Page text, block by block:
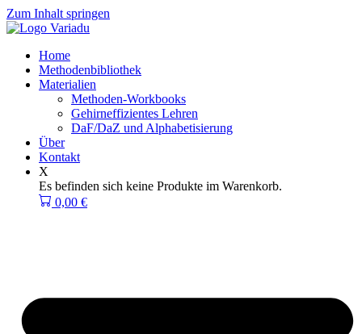
Zum Inhalt springen
Home
Methodenbibliothek
Materialien
Methoden-Workbooks
Gehirneffizientes Lehren
DaF/DaZ und Alphabetisierung
Über
Kontakt
X
Es befinden sich keine Produkte im Warenkorb.
0,00 €